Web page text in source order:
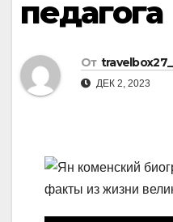
педагога
От travelbox27_
ДЕК 2, 2023